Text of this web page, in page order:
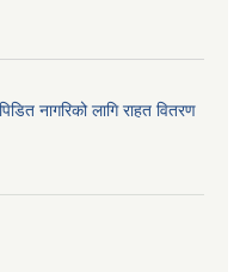
नागरिको लागि राहत वितरण